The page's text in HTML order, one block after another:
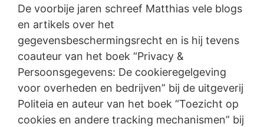
De voorbije jaren schreef Matthias vele blogs
en artikels over het
gegevensbeschermingsrecht en is hij tevens
coauteur van het boek “Privacy &
Persoonsgegevens: De cookieregelgeving
voor overheden en bedrijven” bij de uitgeverij
Politeia en auteur van het boek “Toezicht op
cookies en andere tracking mechanismen” bij